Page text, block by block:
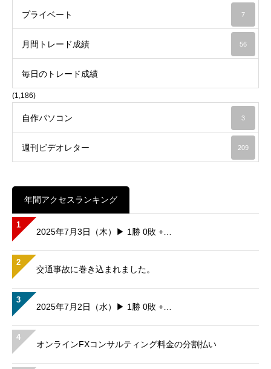
プライベート 7
月間トレード成績 56
毎日のトレード成績
(1,186)
自作パソコン 3
週刊ビデオレター 209
年間アクセスランキング
1
2025年7月3日（木）▶ 1勝 0敗 +…
2
交通事故に巻き込まれました。
3
2025年7月2日（水）▶ 1勝 0敗 +…
4
オンラインFXコンサルティング料金の分割払い